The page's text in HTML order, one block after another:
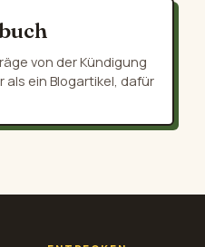
von der Kündigung
als ein Blogartikel, dafür